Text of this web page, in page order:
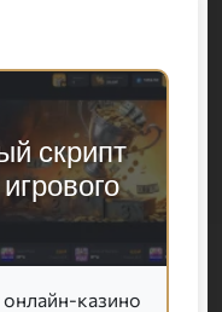
скрипт
казино